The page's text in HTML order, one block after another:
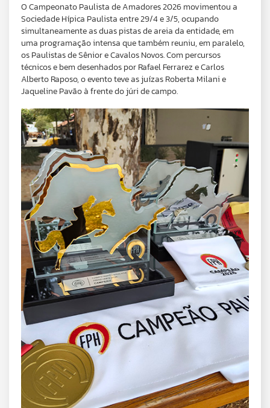
O Campeonato Paulista de Amadores 2026 movimentou a
Sociedade Hípica Paulista entre 29/4 e 3/5, ocupando
simultaneamente as duas pistas de areia da entidade, em
uma programação intensa que também reuniu, em paralelo,
os Paulistas de Sênior e Cavalos Novos. Com percursos
técnicos e bem desenhados por Rafael Ferrarez e Carlos
Alberto Raposo, o evento teve as juízas Roberta Milani e
Jaqueline Pavão à frente do júri de campo.